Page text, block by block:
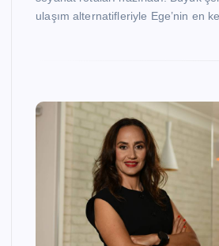
ulaşım alternatifleriyle Ege’nin en